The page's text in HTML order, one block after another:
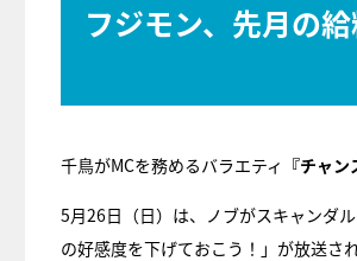
フジモン、先月の
千鳥がMCを務めるバラエティ 『チャン
5月26日（日）は、ノブがスキャンダ
の好感度を下げておこう！」が放送され